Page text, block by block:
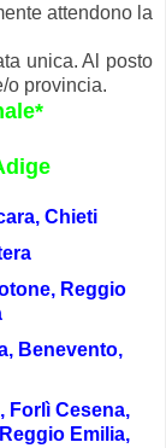
attendono la
unica. Al posto
o provincia.
Chieti
Reggio
Benevento,
Forlì Cesena,
Emilia,